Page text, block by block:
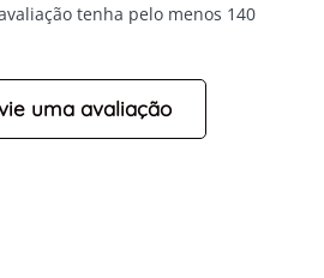
tenha pelo menos 140